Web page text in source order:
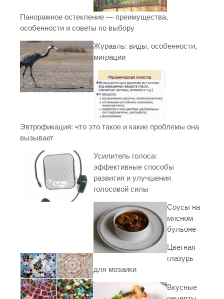
Панорамное остекление — преимущества,
особенности и советы по выбору
Журавль: виды, особенности,
миграции
Эвтрофикация: что это такое и какие проблемы она
вызывает
Усилитель голоса:
эффективные способы
развития и улучшения
голосовой силы
Соусы на
мясном
бульоне
Цветная
глазурь
для мозаики
Вкусные